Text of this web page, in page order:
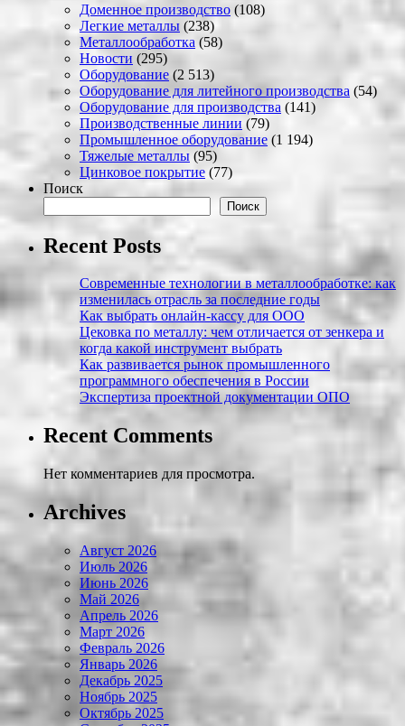
Доменное производство (108)
Легкие металлы (238)
Металлообработка (58)
Новости (295)
Оборудование (2 513)
Оборудование для литейного производства (54)
Оборудование для производства (141)
Производственные линии (79)
Промышленное оборудование (1 194)
Тяжелые металлы (95)
Цинковое покрытие (77)
Поиск
Поиск
Recent Posts
Современные технологии в металлообработке: как
изменилась отрасль за последние годы
Как выбрать онлайн-кассу для ООО
Цековка по металлу: чем отличается от зенкера и
когда какой инструмент выбрать
Как развивается рынок промышленного
программного обеспечения в России
Экспертиза проектной документации ОПО
Recent Comments
Нет комментариев для просмотра.
Archives
Август 2026
Июль 2026
Июнь 2026
Май 2026
Апрель 2026
Март 2026
Февраль 2026
Январь 2026
Декабрь 2025
Ноябрь 2025
Октябрь 2025